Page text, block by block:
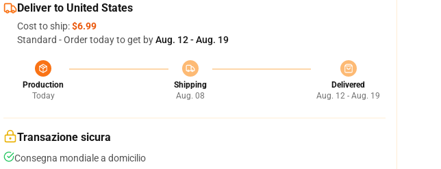
Deliver to United States
Cost to ship:$6.99
Standard - Order today to get byAug. 12 - Aug. 19
Production
Today
Shipping
Aug. 08
Delivered
Aug. 12 - Aug. 19
Transazione sicura
Consegna mondiale a domicilio